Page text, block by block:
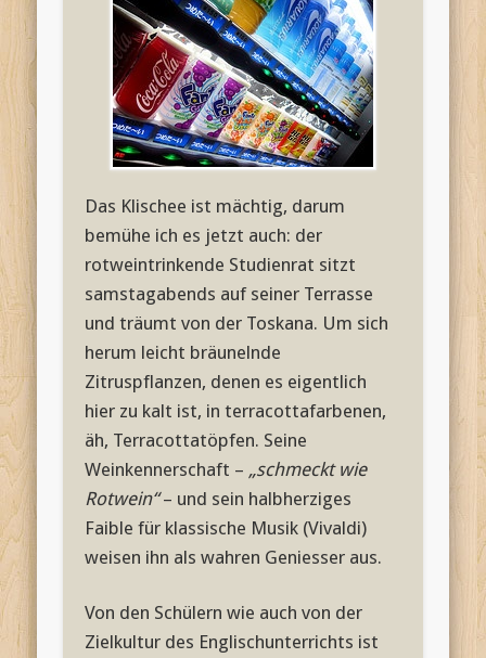
Das Klischee ist mächtig, darum
bemühe ich es jetzt auch: der
rotweintrinkende Studienrat sitzt
samstagabends auf seiner Terrasse
und träumt von der Toskana. Um sich
herum leicht bräunelnde
Zitruspflanzen, denen es eigentlich
hier zu kalt ist, in terracottafarbenen,
äh, Terracottatöpfen. Seine
Weinkennerschaft – „schmeckt wie
Rotwein“– und sein halbherziges
Faible für klassische Musik (Vivaldi)
weisen ihn als wahren Geniesser aus.
Von den Schülern wie auch von der
Zielkultur des Englischunterrichts ist